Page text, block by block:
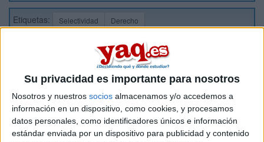
Su privacidad es importante para nosotros
Nosotros y nuestros socios almacenamos y/o accedemos a
información en un dispositivo, como cookies, y procesamos
datos personales, como identificadores únicos e información
estándar enviada por un dispositivo para publicidad y contenido
Etiquetas: Selectividad Derecho